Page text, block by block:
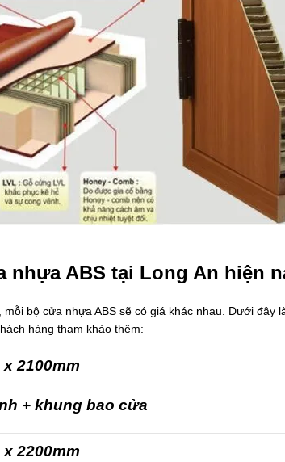
nhựa ABS tại Long An hiện
bộ cửa nhựa ABS sẽ có giá khác nhau. Dưới đây
hàng tham khảo thêm:
2100mm
+ khung bao cửa
2200mm